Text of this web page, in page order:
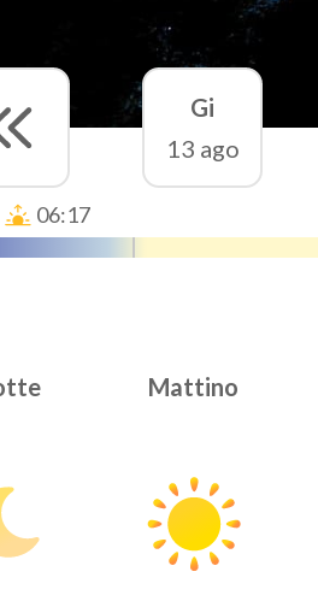
Gi
13 ago
06:17
Mattino